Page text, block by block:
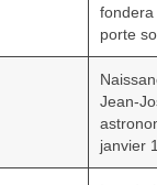
Seconde guerre
porte
Jean-
janvier